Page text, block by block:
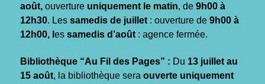
août, ouverture uniquement le matin, de 9h00 à
12h30. Les samedis de juillet : ouverture de 9h00 à
12h00, l es samedis d’août : agence fermée.
Bibliothèque “Au Fil des Pages” : Du 13 juillet au
15 août, la bibliothèque sera ouverte uniquement